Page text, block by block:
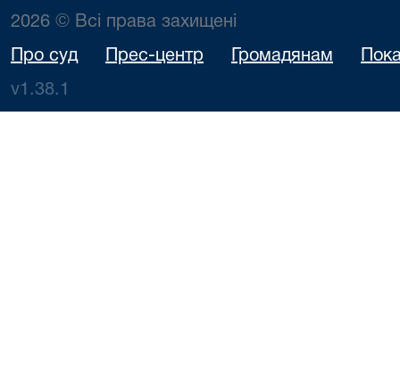
2026 © Всі права захищені
Про суд Прес-центр Громадянам
v1.38.1